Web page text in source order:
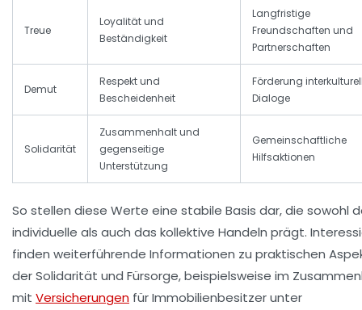
Treue
Loyalität und
Beständigkeit
Langfristige
Freundschaften und
Partnerschaften
Demut
Respekt und
Bescheidenheit
Förderung
Dialoge
Solidarität
Zusammenhalt und
gegenseitige
Unterstützung
Gemeinschaftliche
Hilfsaktionen
So stellen diese Werte eine stabile Basis dar, die sowohl
individuelle als auch das kollektive Handeln prägt.
finden weiterführende Informationen zu praktischen
der Solidarität und Fürsorge, beispielsweise im
mit Versicherungen für Immobilienbesitzer unter